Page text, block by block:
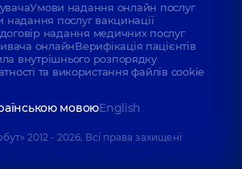
Умови надання онлайн послуг
надання послуг вакцинації
надання медичних послуг
онлайнВерифікація пацієнтів
внутрішнього розпорядку
та використання файлів cookie
мовоюEnglish
2012 - 2026. Всі права захищені